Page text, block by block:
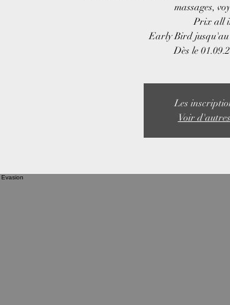
massages,
Prix all
Early Bird jusqu'au
Dès le
Les
Voir